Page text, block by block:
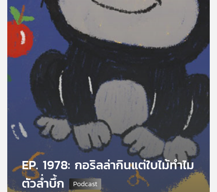
เพลง
บทความ
กิจกรรม
เกี่ยว
กับ EP. 1978: กอริลล่ากินแต่ใบไม้ทำไม
ตัวล่ำบึ้ก